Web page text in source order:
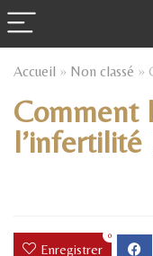
Accueil » Non classé »
Comment
l’infertilité
Enregistrer
0